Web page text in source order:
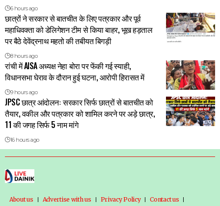
6 hours ago
छात्रों ने सरकार से बातचीत के लिए पत्रकार और पूर्व
महाधिवक्ता को डेलिगेशन टीम से किया बाहर, भूख हड़ताल
पर बैठे देवेंद्रनाथ महतो की तबीयत बिगड़ी
8 hours ago
रांची में AISA अध्यक्ष नेहा बोरा पर फेंकी गई स्याही,
विधानसभा घेराव के दौरान हुई घटना, आरोपी हिरासत में
9 hours ago
JPSC छात्र आंदोलनः सरकार सिर्फ छात्रों से बातचीत को
तैयार, वकील और पत्रकार को शामिल करने पर अड़े छात्र,
11 की जगह सिर्फ 5 नाम मांगे
16 hours ago
About us Advertise with us Privacy Policy Contact us